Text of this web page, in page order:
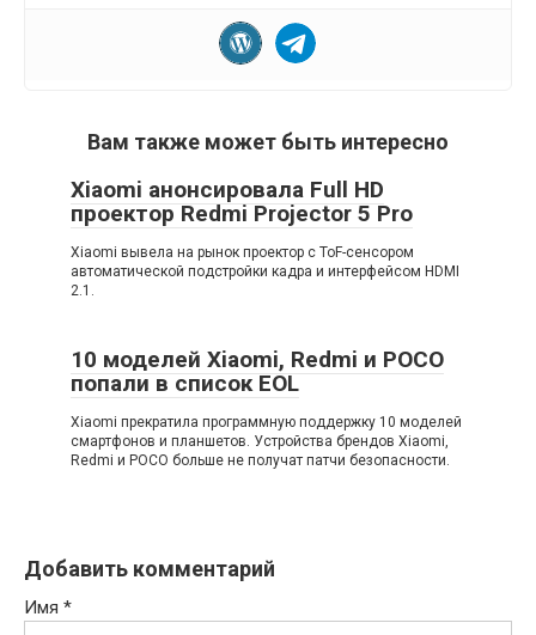
Вам также может быть интересно
Xiaomi анонсировала Full HD
проектор Redmi Projector 5 Pro
Xiaomi вывела на рынок проектор с ToF-сенсором
автоматической подстройки кадра и интерфейсом HDMI
2.1.
10 моделей Xiaomi, Redmi и POCO
попали в список EOL
Xiaomi прекратила программную поддержку 10 моделей
смартфонов и планшетов. Устройства брендов Xiaomi,
Redmi и POCO больше не получат патчи безопасности.
Добавить комментарий
Имя *